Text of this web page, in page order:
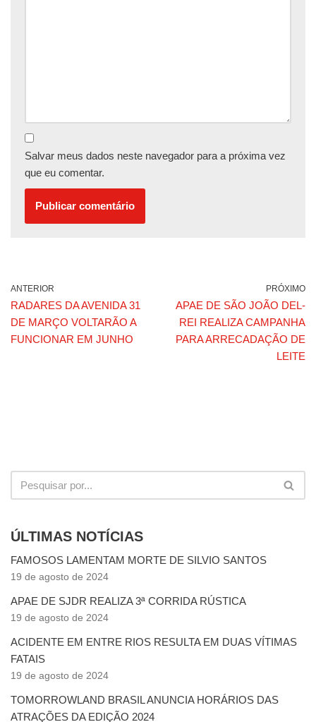
Salvar meus dados neste navegador para a próxima vez
que eu comentar.
ANTERIOR
RADARES DA AVENIDA 31
DE MARÇO VOLTARÃO A
FUNCIONAR EM JUNHO
PRÓXIMO
APAE DE SÃO JOÃO DEL-
REI REALIZA CAMPANHA
PARA ARRECADAÇÃO DE
LEITE
ÚLTIMAS NOTÍCIAS
FAMOSOS LAMENTAM MORTE DE SILVIO SANTOS
19 de agosto de 2024
APAE DE SJDR REALIZA 3ª CORRIDA RÚSTICA
19 de agosto de 2024
ACIDENTE EM ENTRE RIOS RESULTA EM DUAS VÍTIMAS
FATAIS
19 de agosto de 2024
TOMORROWLAND BRASIL ANUNCIA HORÁRIOS DAS
ATRAÇÕES DA EDIÇÃO 2024